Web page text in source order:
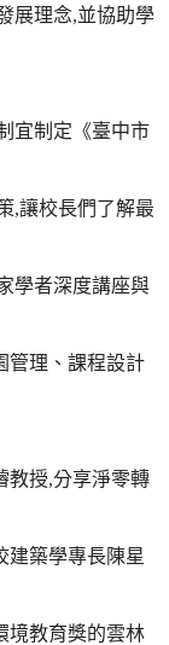
展理念,並協助學
宜制定《臺中市
,讓校長們了解最
學者深度講座與
管理、課程設計
教授,分享淨零轉
建築學專長陳星
境教育獎的雲林